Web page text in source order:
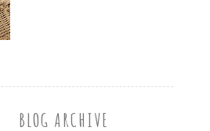
BLOG ARCHIVE